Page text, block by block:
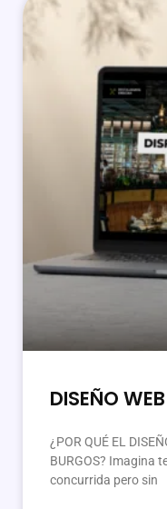
DISEÑO
¿POR QUÉ EL
BURGOS? Imagina
concurrida pero sin